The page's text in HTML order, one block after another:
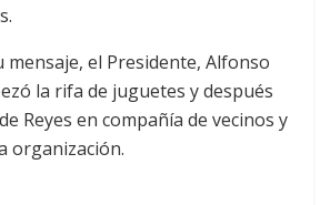
mensaje, el Presidente, Alfonso
la rifa de juguetes y después
Reyes en compañía de vecinos y
organización.